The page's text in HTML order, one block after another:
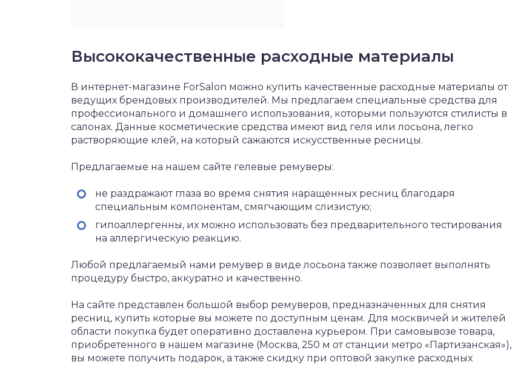
Высококачественные расходные материалы
В интернет-магазине ForSalon можно купить качественные расходные материалы от
ведущих брендовых производителей. Мы предлагаем специальные средства для
профессионального и домашнего использования, которыми пользуются стилисты в
салонах. Данные косметические средства имеют вид геля или лосьона, легко
растворяющие клей, на который сажаются искусственные ресницы.
Предлагаемые на нашем сайте гелевые ремуверы:
не раздражают глаза во время снятия наращенных ресниц благодаря
специальным компонентам, смягчающим слизистую;
гипоаллергенны, их можно использовать без предварительного тестирования
на аллергическую реакцию.
Любой предлагаемый нами ремувер в виде лосьона также позволяет выполнять
процедуру быстро, аккуратно и качественно.
На сайте представлен большой выбор ремуверов, предназначенных для снятия
ресниц, купить которые вы можете по доступным ценам. Для москвичей и жителей
области покупка будет оперативно доставлена курьером. При самовывозе товара,
приобретенного в нашем магазине (Москва, 250 м от станции метро «Партизанская»),
вы можете получить подарок, а также скидку при оптовой закупке расходных